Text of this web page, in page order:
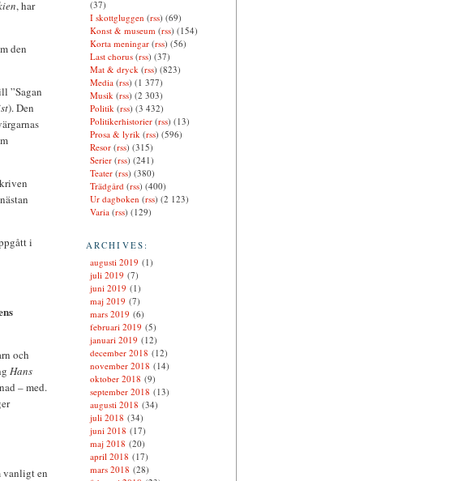
, har
den
”Sagan
). Den
i
och
Hans
– med.
vanligt en
(37)
I skottgluggen (rss) (69)
Konst & museum(rss) (154)
Korta meningar(rss) (56)
Last chorus(rss) (37)
Mat & dryck(rss) (823)
Media(rss) (1 377)
Musik(rss) (2 303)
Politik(rss) (3 432)
Politikerhistorier(rss) (13)
Prosa & lyrik(rss) (596)
Resor(rss) (315)
Serier(rss) (241)
Teater(rss) (380)
Trädgård(rss) (400)
Ur dagboken (rss) (2 123)
Varia(rss) (129)
ARCHIVES:
augusti 2019 (1)
juli 2019 (7)
juni 2019 (1)
maj 2019 (7)
mars 2019 (6)
februari 2019 (5)
januari 2019 (12)
december 2018 (12)
november 2018 (14)
oktober 2018 (9)
september 2018 (13)
augusti 2018 (34)
juli 2018 (34)
juni 2018 (17)
maj 2018 (20)
april 2018 (17)
mars 2018 (28)